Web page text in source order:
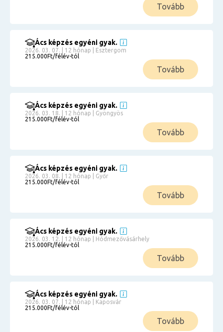
Tovább
Ács képzés egyéni gyak.
2026. 03. 07. | 12 hónap | Esztergom
215.000Ft/félév-tól
Tovább
Ács képzés egyéni gyak.
2026. 03. 18. | 12 hónap | Gyöngyös
215.000Ft/félév-tól
Tovább
Ács képzés egyéni gyak.
2026. 03. 08. | 12 hónap | Győr
215.000Ft/félév-tól
Tovább
Ács képzés egyéni gyak.
2026. 03. 12. | 12 hónap | Hódmezővásárhely
215.000Ft/félév-tól
Tovább
Ács képzés egyéni gyak.
2026. 03. 07. | 12 hónap | Kaposvár
215.000Ft/félév-tól
Tovább